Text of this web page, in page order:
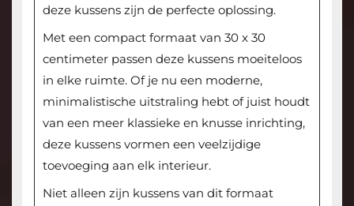
deze kussens zijn de perfecte oplossing.
Met een compact formaat van 30 x 30
centimeter passen deze kussens moeiteloos
in elke ruimte. Of je nu een moderne,
minimalistische uitstraling hebt of juist houdt
van een meer klassieke en knusse inrichting,
deze kussens vormen een veelzijdige
toevoeging aan elk interieur.
Niet alleen zijn kussens van dit formaat